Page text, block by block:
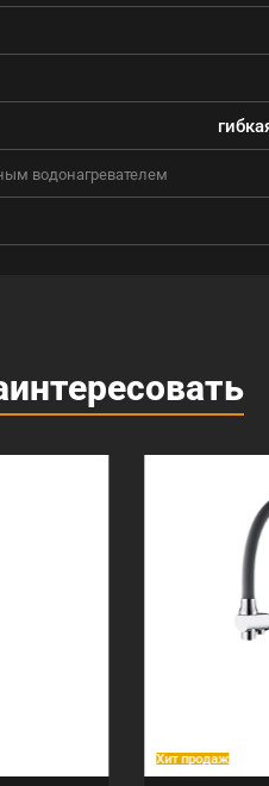
водонагревателем
Хит продаж